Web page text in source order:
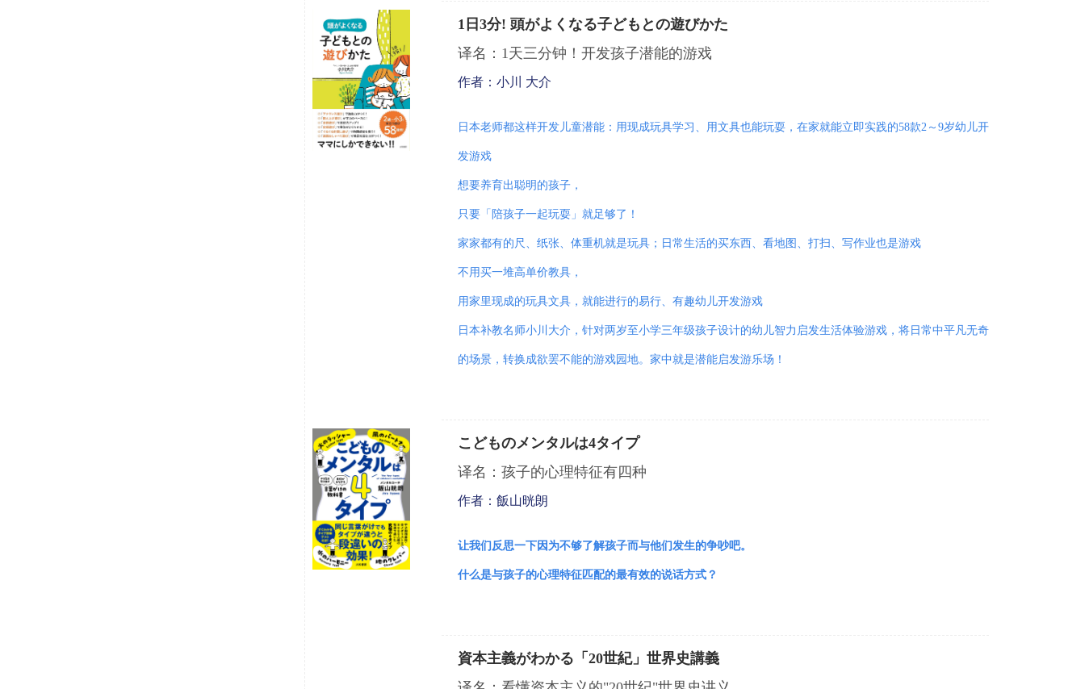
1日3分! 頭がよくなる子どもとの遊びかた
译名：1天三分钟！开发孩子潜能的游戏
作者：小川 大介
日本老师都这样开发儿童潜能：用现成玩具学习、用文具也能玩耍，在家就能立即实践的58款2～9岁幼儿开
发游戏
想要养育出聪明的孩子，
只要「陪孩子一起玩耍」就足够了！
家家都有的尺、纸张、体重机就是玩具；日常生活的买东西、看地图、打扫、写作业也是游戏
不用买一堆高单价教具，
用家里现成的玩具文具，就能进行的易行、有趣幼儿开发游戏
日本补教名师小川大介，针对两岁至小学三年级孩子设计的幼儿智力启发生活体验游戏，将日常中平凡无奇
的场景，转换成欲罢不能的游戏园地。家中就是潜能启发游乐场！
こどものメンタルは4タイプ
译名：孩子的心理特征有四种
作者：飯山晄朗
让我们反思一下因为不够了解孩子而与他们发生的争吵吧。
什么是与孩子的心理特征匹配的最有效的说话方式？
資本主義がわかる「20世紀」世界史講義